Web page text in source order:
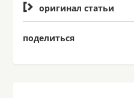
 оригинал статьи
поделиться